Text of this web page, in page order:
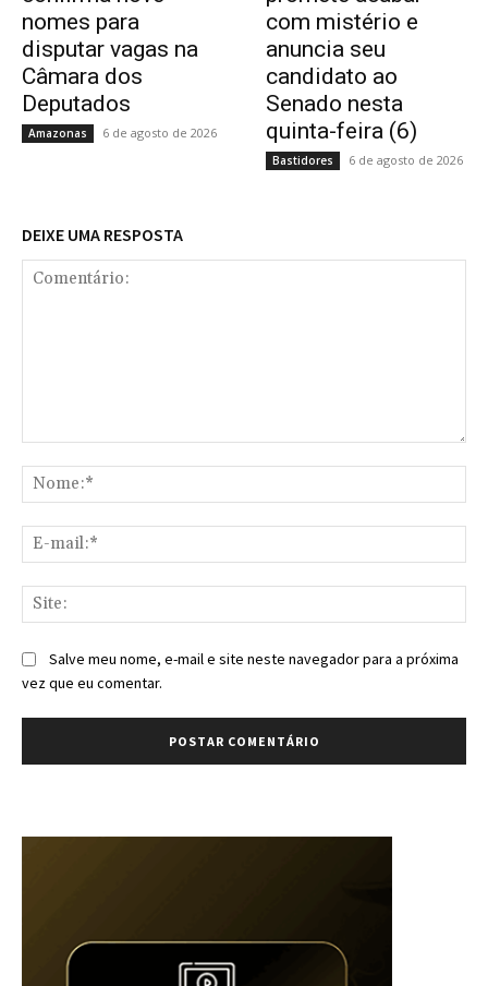
nomes para
disputar vagas na
Câmara dos
Deputados
Amazonas 6 de agosto de 2026
com mistério e
anuncia seu
candidato ao
Senado nesta
quinta-feira (6)
Bastidores 6 de agosto de 2026
DEIXE UMA RESPOSTA
Salve meu nome, e-mail e site neste navegador para a próxima
vez que eu comentar.